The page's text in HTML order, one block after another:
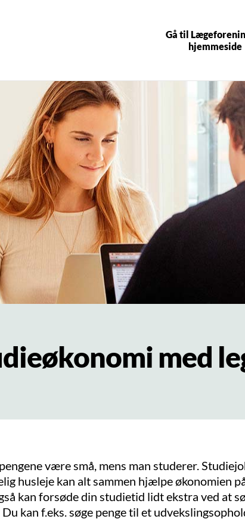
Gå til
hjemmeside
med
være små, mens man studerer.
husleje kan alt sammen hjælpe økonomien
kan forsøde din studietid lidt ekstra ved at
kan f.eks. søge penge til et